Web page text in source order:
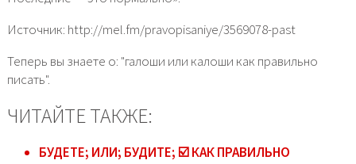
Источник: http://mel.fm/pravopisaniye/3569078-past
Теперь вы знаете о: "галоши или калоши как правильно
писать".
ЧИТАЙТЕ ТАКЖЕ:
БУДЕТЕ; ИЛИ; БУДИТЕ; ☑️ КАК ПРАВИЛЬНО